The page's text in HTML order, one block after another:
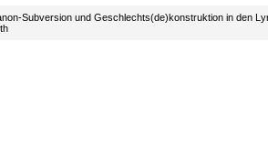
Subversion und Geschlechts(de)konstruktion in den